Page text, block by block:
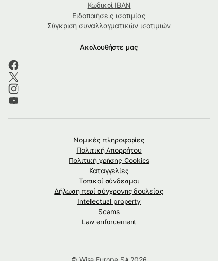
Κωδικοί IBAN
Ειδοποιήσεις ισοτιμίας
Σύγκριση συναλλαγματικών ισοτιμιών
Ακολουθήστε μας
Νομικές πληροφορίες
Πολιτική Απορρήτου
Πολιτική χρήσης Cookies
Καταγγελίες
Τοπικοί σύνδεσμοι
Δήλωση περί σύγχρονης δουλείας
Intellectual property
Scams
Law enforcement
© Wise Europe SA 2026